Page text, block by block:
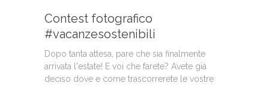
Contest fotografico
#vacanzesostenibili
Dopo tanta attesa, pare che sia finalmente
arrivata l'estate! E voi che farete? Avete già
deciso dove e come trascorrerete le vostre